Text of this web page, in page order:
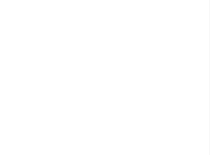
je 5 z 5 hvězdiček.